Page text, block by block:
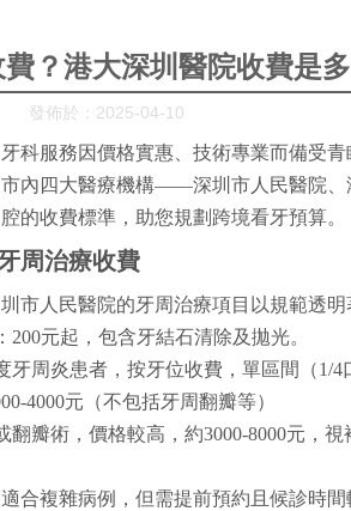
？港大深圳醫院收費是
發佈於：2025-04-10
科服務因價格實惠、技術專業而備受
內四大醫療機構——深圳市人民醫院、
的收費標準，助您規劃跨境看牙預算。
周治療收費
市人民醫院的牙周治療項目以規範透明
200元起，包含牙結石清除及拋光。
牙周炎患者，按牙位收費，單區間（1/4
4000元（不包括牙周翻瓣等）
瓣術，價格較高，約3000-8000元，視
合複雜病例，但需提前預約且候診時間